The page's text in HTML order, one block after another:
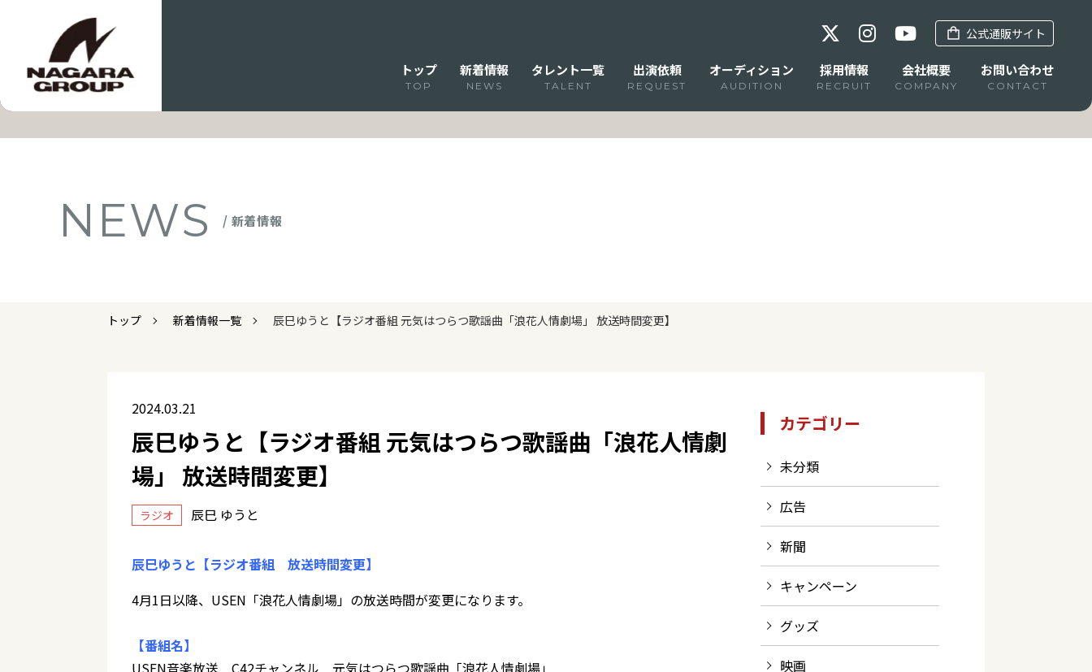
公式通販サイト
トップ
TOP
新着情報
NEWS
タレント一覧
TALENT
出演依頼
REQUEST
オーディション
AUDITION
採用情報
RECRUIT
会社概要
COMPANY
お問い合わせ
CONTACT
NEWS / 新着情報
トップ 新着情報一覧 辰巳ゆうと【ラジオ番組 元気はつらつ歌謡曲「浪花人情劇場」 放送時間変更】
2024.03.21
辰巳ゆうと【ラジオ番組 元気はつらつ歌謡曲「浪花人情劇
場」 放送時間変更】
ラジオ 辰巳 ゆうと
辰巳ゆうと【ラジオ番組 放送時間変更】
4月1日以降、USEN「浪花人情劇場」の放送時間が変更になります。
【番組名】
USEN音楽放送 C42チャンネル 元気はつらつ歌謡曲「浪花人情劇場」
カテゴリー
未分類
広告
新聞
キャンペーン
グッズ
映画